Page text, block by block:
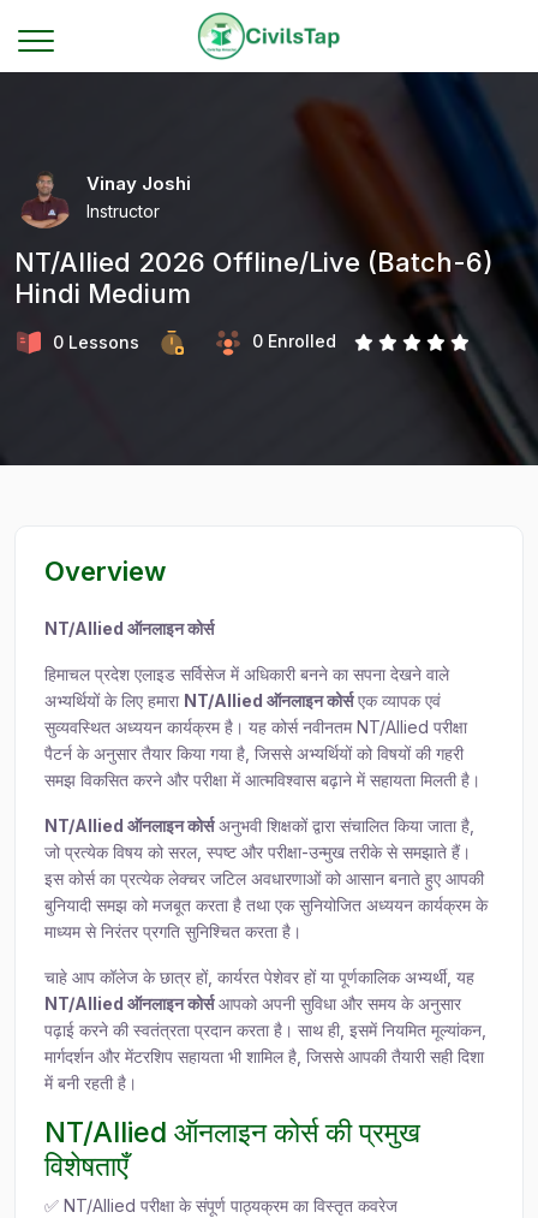
Vinay Joshi
Instructor
NT/Allied 2026 Offline/Live (Batch-6)
Hindi Medium
0 Lessons 0 Enrolled
Overview
NT/Allied ऑनलाइन कोर्स
हिमाचल प्रदेश एलाइड सर्विसेज में अधिकारी बनने का सपना देखने वाले
अभ्यर्थियों के लिए हमारा NT/Allied ऑनलाइन कोर्सएक व्यापक एवं
सुव्यवस्थित अध्ययन कार्यक्रम है। यह कोर्स नवीनतम NT/Allied परीक्षा
पैटर्न के अनुसार तैयार किया गया है, जिससे अभ्यर्थियों को विषयों की गहरी
समझ विकसित करने और परीक्षा में आत्मविश्वास बढ़ाने में सहायता मिलती है।
NT/Allied ऑनलाइन कोर्सअनुभवी शिक्षकों द्वारा संचालित किया जाता है,
जो प्रत्येक विषय को सरल, स्पष्ट और परीक्षा-उन्मुख तरीके से समझाते हैं।
इस कोर्स का प्रत्येक लेक्चर जटिल अवधारणाओं को आसान बनाते हुए आपकी
बुनियादी समझ को मजबूत करता है तथा एक सुनियोजित अध्ययन कार्यक्रम के
माध्यम से निरंतर प्रगति सुनिश्चित करता है।
चाहे आप कॉलेज के छात्र हों, कार्यरत पेशेवर हों या पूर्णकालिक अभ्यर्थी, यह
NT/Allied ऑनलाइन कोर्सआपको अपनी सुविधा और समय के अनुसार
पढ़ाई करने की स्वतंत्रता प्रदान करता है। साथ ही, इसमें नियमित मूल्यांकन,
मार्गदर्शन और मेंटरशिप सहायता भी शामिल है, जिससे आपकी तैयारी सही दिशा
में बनी रहती है।
NT/Allied ऑनलाइन कोर्स की प्रमुख
विशेषताएँ
✅ NT/Allied परीक्षा के संपूर्ण पाठ्यक्रम का विस्तृत कवरेज